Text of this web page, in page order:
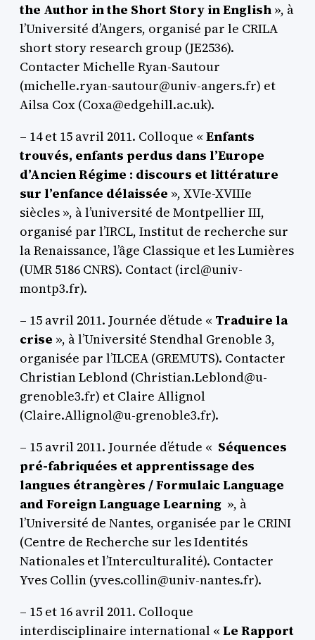
the Author in the Short Story in English », à
l’Université d’Angers, organisé par le CRILA
short story research group (JE2536).
Contacter Michelle Ryan-Sautour
(michelle.ryan-sautour@univ-angers.fr) et
Ailsa Cox (Coxa@edgehill.ac.uk).
– 14 et 15 avril 2011. Colloque « Enfants
trouvés, enfants perdus dans l’Europe
d’Ancien Régime : discours et littérature
sur l’enfance délaissée », XVIe-XVIIIe
siècles », à l’université de Montpellier III,
organisé par l’IRCL, Institut de recherche sur
la Renaissance, l’âge Classique et les Lumières
(UMR 5186 CNRS). Contact (ircl@univ-
montp3.fr).
– 15 avril 2011. Journée d’étude « Traduire la
crise », à l’Université Stendhal Grenoble 3,
organisée par l’ILCEA (GREMUTS). Contacter
Christian Leblond (Christian.Leblond@u-
grenoble3.fr) et Claire Allignol
(Claire.Allignol@u-grenoble3.fr).
– 15 avril 2011. Journée d’étude « Séquences
pré-fabriquées et apprentissage des
langues étrangères / Formulaic Language
and Foreign Language Learning », à
l’Université de Nantes, organisée par le CRINI
(Centre de Recherche sur les Identités
Nationales et l’Interculturalité). Contacter
Yves Collin (yves.collin@univ-nantes.fr).
– 15 et 16 avril 2011. Colloque
interdisciplinaire international « Le Rapport